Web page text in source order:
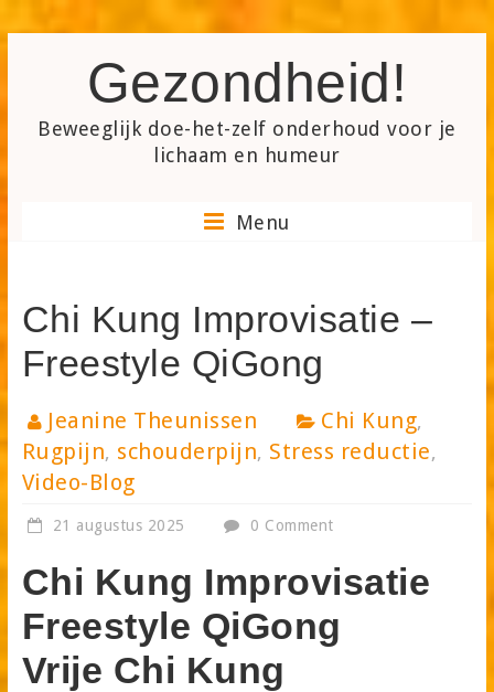
Gezondheid!
Beweeglijk doe-het-zelf onderhoud voor je
lichaam en humeur
Menu
Chi Kung Improvisatie –
Freestyle QiGong
Jeanine Theunissen Chi Kung,
Rugpijn, schouderpijn, Stress reductie,
Video-Blog
21 augustus 2025 0 Comment
Chi Kung Improvisatie
Freestyle QiGong
Vrije Chi Kung